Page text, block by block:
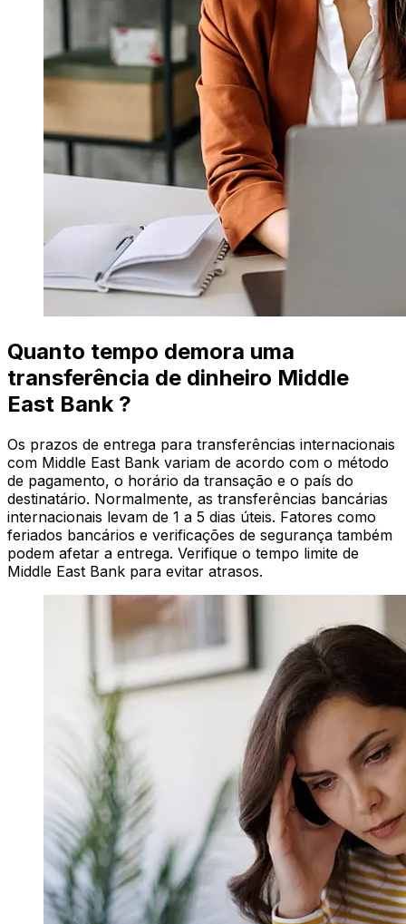
Quanto tempo demora uma
transferência de dinheiro Middle
East Bank ?
Os prazos de entrega para transferências internacionais
com Middle East Bank variam de acordo com o método
de pagamento, o horário da transação e o país do
destinatário. Normalmente, as transferências bancárias
internacionais levam de 1 a 5 dias úteis. Fatores como
feriados bancários e verificações de segurança também
podem afetar a entrega. Verifique o tempo limite de
Middle East Bank para evitar atrasos.